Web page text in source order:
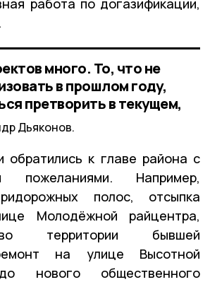
работа по догазификации,
много. То, что не
в прошлом году,
претворить в текущем,
Дьяконов.
обратились к главе района с
пожеланиями. Например,
полос, отсыпка
Молодёжной райцентра,
территории бывшей
на улице Высотной
нового общественного